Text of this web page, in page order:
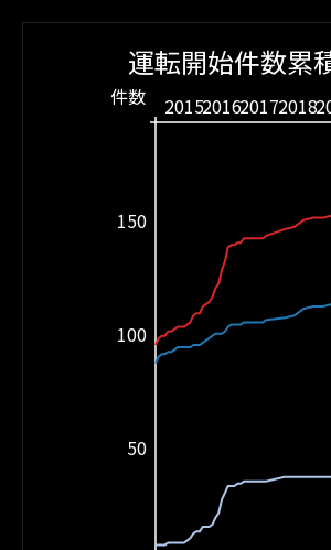
2015201620172018
50
100
150
件数
運転開始件数累